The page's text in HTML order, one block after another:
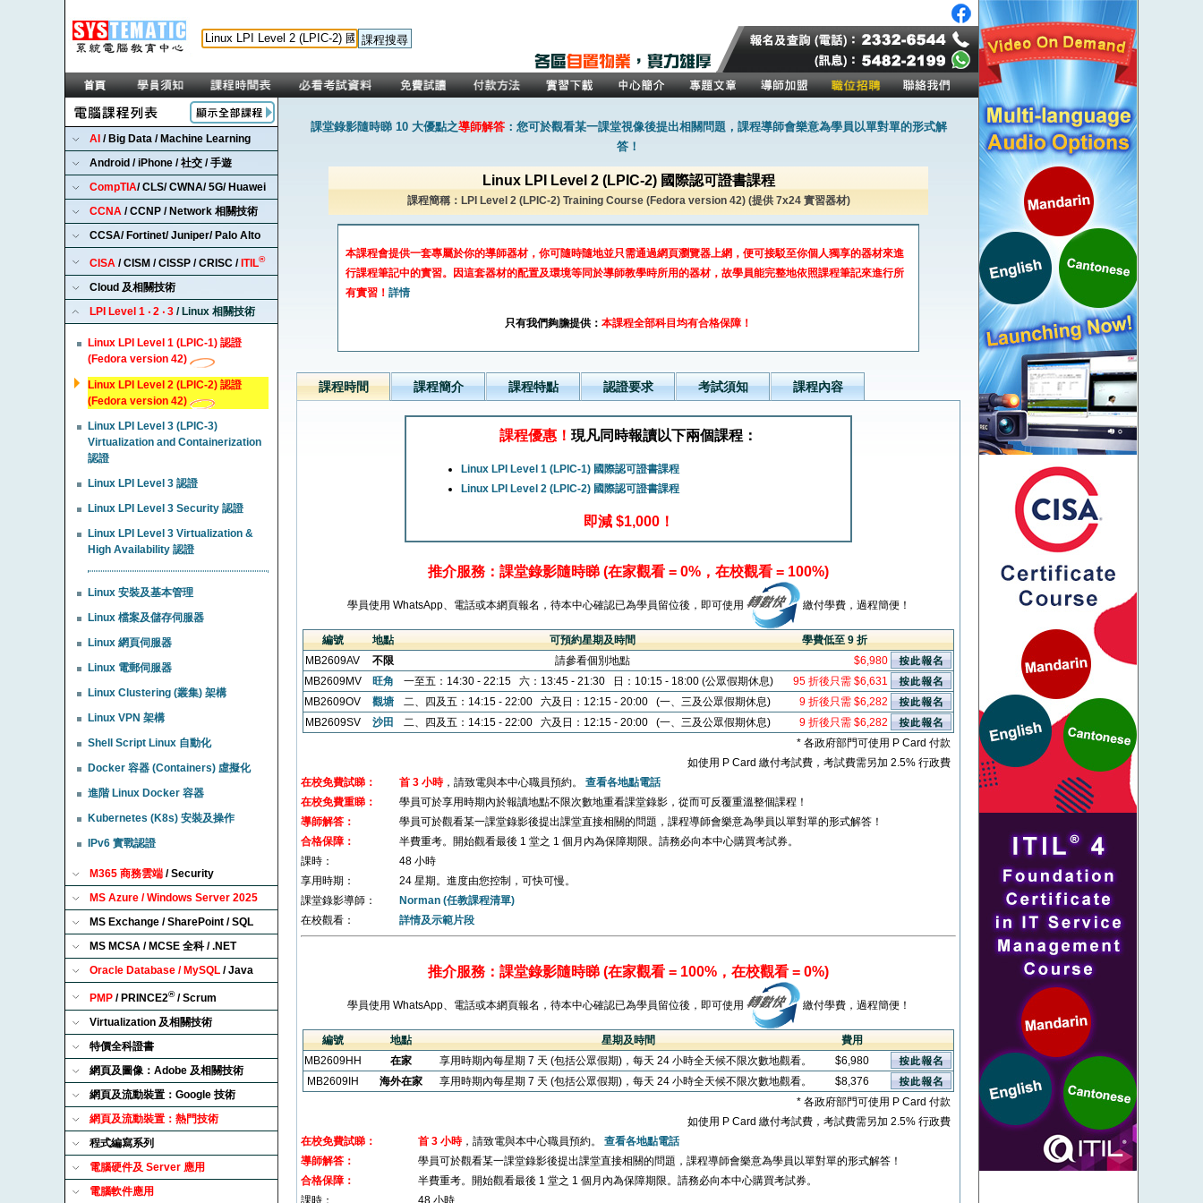
AI / Big Data / Machine Learning
Android / iPhone / 社交 / 手遊
CompTIA/ CLS/ CWNA/ 5G/ Huawei
CCNA / CCNP / Network 相關技術
CCSA/ Fortinet/ Juniper/ Palo Alto
CISA / CISM / CISSP / CRISC / ITIL®
Cloud 及相關技術
LPI Level 1 ‧ 2 ‧ 3 / Linux 相關技術
Linux LPI Level 1 (LPIC-1) 認證
(Fedora version 42)
Linux LPI Level 2 (LPIC-2) 認證
(Fedora version 42)
Linux LPI Level 3 (LPIC-3)
Virtualization and Containerization
認證
Linux LPI Level 3 認證
Linux LPI Level 3 Security 認證
Linux LPI Level 3 Virtualization &
High Availability 認證
Linux 安裝及基本管理
Linux 檔案及儲存伺服器
Linux 網頁伺服器
Linux 電郵伺服器
Linux Clustering (叢集) 架構
Linux VPN 架構
Shell Script Linux 自動化
Docker 容器 (Containers) 虛擬化
進階 Linux Docker 容器
Kubernetes (K8s) 安裝及操作
IPv6 實戰認證
M365 商務雲端 / Security
MS Azure / Windows Server 2025
MS Exchange / SharePoint / SQL
MS MCSA / MCSE 全科 / .NET
Oracle Database / MySQL / Java
PMP / PRINCE2®/ Scrum
Virtualization 及相關技術
特價全科證書
網頁及圖像：Adobe 及相關技術
網頁及流動裝置：Google 技術
網頁及流動裝置：熱門技術
程式編寫系列
電腦硬件及 Server 應用
電腦軟件應用
課堂錄影隨時睇 10 大優點之導師解答：您可於觀看某一課堂視像後提出相關問題，課程導師會樂意為學員以單對單的形式解
答！
Linux LPI Level 2 (LPIC-2) 國際認可證書課程
課程簡稱：LPI Level 2 (LPIC-2) Training Course (Fedora version 42) (提供 7x24 實習器材)
本課程會提供一套專屬於你的導師器材，你可隨時隨地並只需通過網頁瀏覽器上網，便可接駁至你個人獨享的器材來進
行課程筆記中的實習。因這套器材的配置及環境等同於導師教學時所用的器材，故學員能完整地依照課程筆記來進行所
有實習！ 詳情
只有我們夠膽提供： 本課程全部科目均有合格保障！
課程時間 課程簡介 課程特點 認證要求 考試須知 課程內容
課程優惠！ 現凡同時報讀以下兩個課程：
Linux LPI Level 1 (LPIC-1) 國際認可證書課程
Linux LPI Level 2 (LPIC-2) 國際認可證書課程
即減 $1,000！
推介服務：課堂錄影隨時睇 (在家觀看 = 0%，在校觀看 = 100%)
學員使用 WhatsApp、電話或本網頁報名，待本中心確認已為學員留位後，即可使用 繳付學費，過程簡便！
編號 地點 可預約星期及時間
學費低至 9 折
MB2609AV
不限 請參看個別地點
$6,980
MB2609MV
旺角 一至五：14:30 - 22:15 六：13:45 - 21:30 日：10:15 - 18:00 (公眾假期休息)
95 折後只需 $6,631
MB2609OV
觀塘 二、四及五：14:15 - 22:00 六及日：12:15 - 20:00 (一、三及公眾假期休息)
9 折後只需 $6,282
MB2609SV
沙田 二、四及五：14:15 - 22:00 六及日：12:15 - 20:00 (一、三及公眾假期休息)
9 折後只需 $6,282
* 各政府部門可使用 P Card 付款
如使用 P Card 繳付考試費，考試費需另加 2.5% 行政費
在校免費試睇：
首 3 小時，請致電與本中心職員預約。 查看各地點電話
在校免費重睇：
學員可於享用時期內於報讀地點不限次數地重看課堂錄影，從而可反覆重溫整個課程！
導師解答：
學員可於觀看某一課堂錄影後提出課堂直接相關的問題，課程導師會樂意為學員以單對單的形式解答！
合格保障：
半費重考。開始觀看最後 1 堂之 1 個月內為保障期限。請務必向本中心購買考試券。
課時：
48 小時
享用時期：
24 星期。進度由您控制，可快可慢。
課堂錄影導師：
Norman (任教課程清單)
在校觀看：
詳情及示範片段
推介服務：課堂錄影隨時睇 (在家觀看 = 100%，在校觀看 = 0%)
學員使用 WhatsApp、電話或本網頁報名，待本中心確認已為學員留位後，即可使用 繳付學費，過程簡便！
編號 地點 星期及時間
費用
MB2609HH
在家 享用時期內每星期 7 天 (包括公眾假期)，每天 24 小時全天候不限次數地觀看。
$6,980
MB2609IH
海外在家 享用時期內每星期 7 天 (包括公眾假期)，每天 24 小時全天候不限次數地觀看。
$8,376
* 各政府部門可使用 P Card 付款
如使用 P Card 繳付考試費，考試費需另加 2.5% 行政費
在校免費試睇：
首 3 小時，請致電與本中心職員預約。 查看各地點電話
導師解答：
學員可於觀看某一課堂錄影後提出課堂直接相關的問題，課程導師會樂意為學員以單對單的形式解答！
合格保障：
半費重考。開始觀看最後 1 堂之 1 個月內為保障期限。請務必向本中心購買考試券。